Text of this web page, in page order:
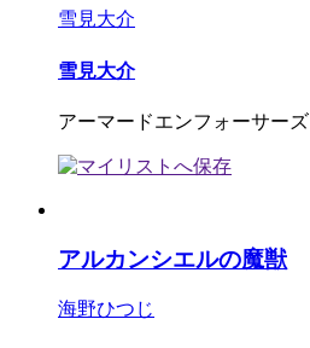
雪見大介
雪見大介
アーマードエンフォーサーズ
アルカンシエルの魔獣
海野ひつじ